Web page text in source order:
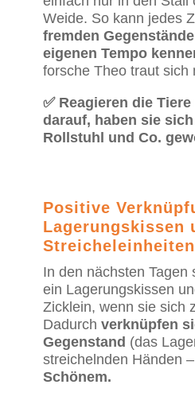
Weide. So kann jedes
fremden
eigenen Tempo
forsche Theo traut sich
✅ Reagieren die
darauf, haben sie
Rollstuhl und Co.
Positive
Lagerungskissen
Streicheleinheiten
In den nächsten Tagen
ein Lagerungskissen
Zicklein, wenn sie sich
Dadurch verknüpfen
Gegenstand (das
streichelnden Händen
Schönem.